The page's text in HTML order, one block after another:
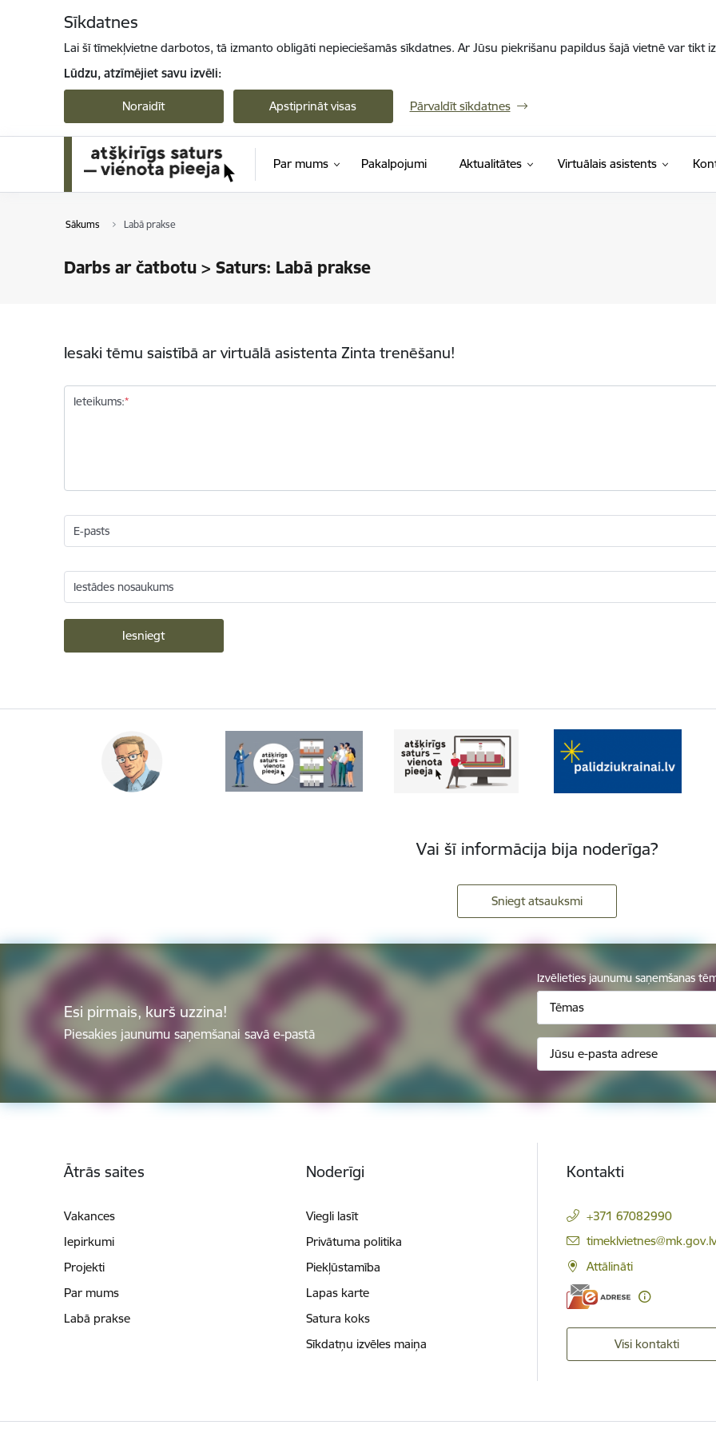
Sīkdatnes
Lai šī tīmekļvietne darbotos, tā izmanto obligāti nepieciešamās sīkdatnes. Ar Jūsu piekrišanu papildus šajā vietnē var tikt
Lūdzu, atzīmējiet savu izvēli:
Noraidīt Apstiprināt visas Pārvaldīt sīkdatnes
Par mums Pakalpojumi Aktualitātes Virtuālais asistents
Sākums Labā prakse
Darbs ar čatbotu > Saturs: Labā prakse
Iesaki tēmu saistībā ar virtuālā asistenta Zinta trenēšanu!
Ieteikums:
E-pasts
Iestādes nosaukums
Vai šī informācija bija noderīga?
Sniegt atsauksmi
Esi pirmais, kurš uzzina!
Piesakies jaunumu saņemšanai savā e-pastā
Izvēlieties jaunumu saņemšanas
Tēmas
Ātrās saites
Vakances
Iepirkumi
Projekti
Par mums
Labā prakse
Noderīgi
Viegli lasīt
Privātuma politika
Piekļūstamība
Lapas karte
Satura koks
Sīkdatņu izvēles maiņa
Kontakti
+371 67082990
E-pasts:
timeklvietnes@mk.gov.lv
Attālināti
Visi kontakti